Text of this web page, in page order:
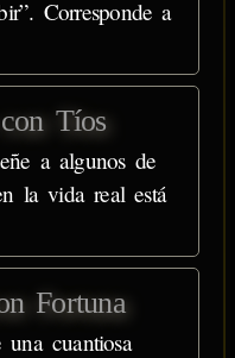
Corresponde a
Tíos
a algunos de
la vida real está
Fortuna
una cuantiosa